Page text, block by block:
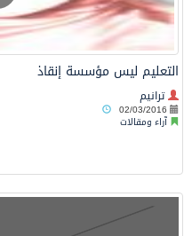
التعليم ليس مؤسسة إنقاذ
ترانيم
02/03/2016
آراء ومقالات